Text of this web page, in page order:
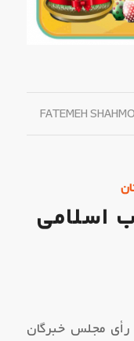
FATEMEH
اسلامی
رأی مجلس خبرگان